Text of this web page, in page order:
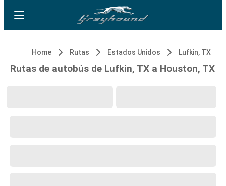
Home Rutas Estados Unidos Lufkin, TX
Rutas de autobús de Lufkin, TX a Houston, TX